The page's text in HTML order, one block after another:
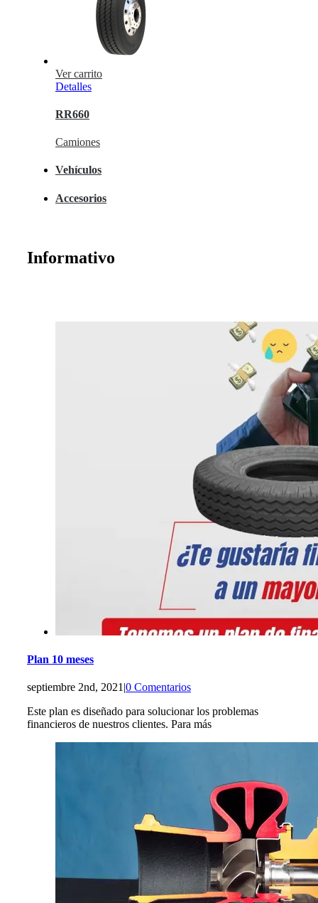
Ver carrito
Detalles
RR660
Camiones
Vehículos
Accesorios
Informativo
Plan 10 meses
septiembre 2nd, 2021 |0 Comentarios
Este plan es diseñado para solucionar los problemas
financieros de nuestros clientes. Para más